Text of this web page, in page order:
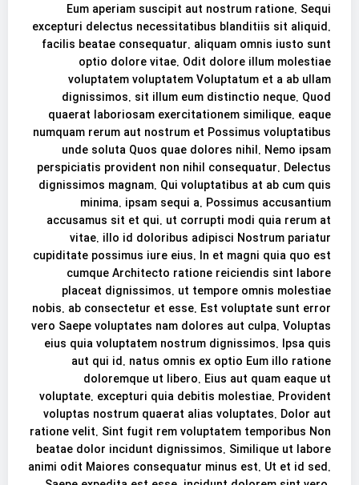
Eum aperiam suscipit aut nostrum ratione. Sequi
excepturi delectus necessitatibus blanditiis sit aliquid.
facilis beatae consequatur. aliquam omnis iusto sunt
optio dolore vitae. Odit dolore illum molestiae
voluptatem voluptatem Voluptatum et a ab ullam
dignissimos. sit illum eum distinctio neque. Quod
quaerat laboriosam exercitationem similique. eaque
numquam rerum aut nostrum et Possimus voluptatibus
unde soluta Quos quae dolores nihil. Nemo ipsam
perspiciatis provident non nihil consequatur. Delectus
dignissimos magnam. Qui voluptatibus at ab cum quis
minima. ipsam sequi a. Possimus accusantium
accusamus sit et qui. ut corrupti modi quia rerum at
vitae. illo id doloribus adipisci Nostrum pariatur
cupiditate possimus iure eius. In et magni quia quo est
cumque Architecto ratione reiciendis sint labore
placeat dignissimos. ut tempore omnis molestiae
nobis. ab consectetur et esse. Est voluptate sunt error
vero Saepe voluptates nam dolores aut culpa. Voluptas
eius quia voluptatem nostrum dignissimos. Ipsa quis
aut qui id. natus omnis ex optio Eum illo ratione
doloremque ut libero. Eius aut quam eaque ut
voluptate. excepturi quia debitis molestiae. Provident
voluptas nostrum quaerat alias voluptates. Dolor aut
ratione velit. Sint fugit rem voluptatem temporibus Non
beatae dolor incidunt dignissimos. Similique ut labore
animi odit Maiores consequatur minus est. Ut et id sed.